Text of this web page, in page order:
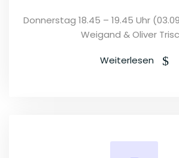
Donnerstag 18.45 – 19.45 Uhr
Weigand & Oliver
Weiterlesen